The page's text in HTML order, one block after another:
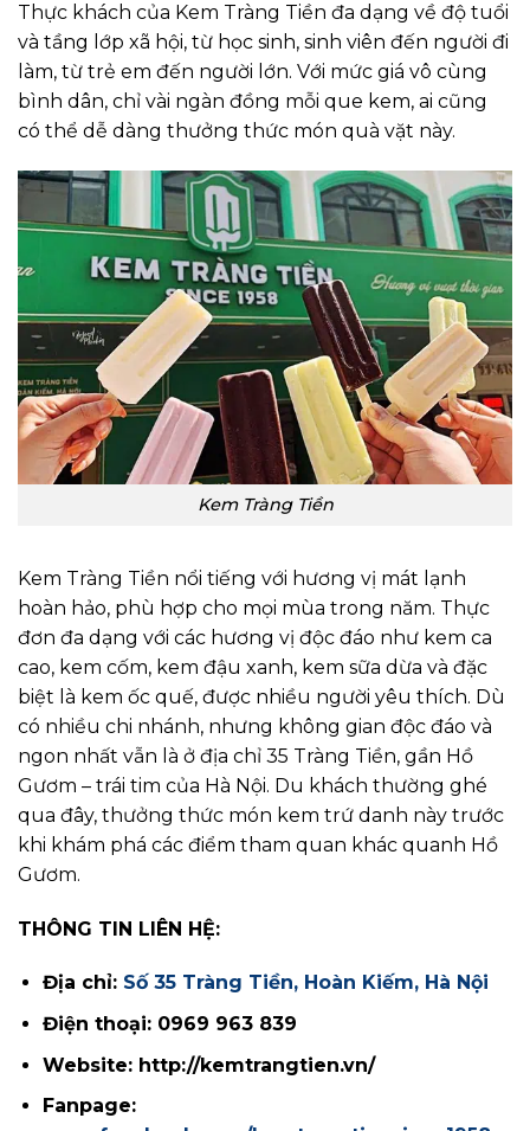
Thực khách của Kem Tràng Tiền đa dạng về độ tuổi
và tầng lớp xã hội, từ học sinh, sinh viên đến người đi
làm, từ trẻ em đến người lớn. Với mức giá vô cùng
bình dân, chỉ vài ngàn đồng mỗi que kem, ai cũng
có thể dễ dàng thưởng thức món quà vặt này.
Kem Tràng Tiền
Kem Tràng Tiền nổi tiếng với hương vị mát lạnh
hoàn hảo, phù hợp cho mọi mùa trong năm. Thực
đơn đa dạng với các hương vị độc đáo như kem ca
cao, kem cốm, kem đậu xanh, kem sữa dừa và đặc
biệt là kem ốc quế, được nhiều người yêu thích. Dù
có nhiều chi nhánh, nhưng không gian độc đáo và
ngon nhất vẫn là ở địa chỉ 35 Tràng Tiền, gần Hồ
Gươm – trái tim của Hà Nội. Du khách thường ghé
qua đây, thưởng thức món kem trứ danh này trước
khi khám phá các điểm tham quan khác quanh Hồ
Gươm.
THÔNG TIN LIÊN HỆ:
Địa chỉ:Số 35 Tràng Tiền, Hoàn Kiếm, Hà Nội
Điện thoại: 0969 963 839
Website: http://kemtrangtien.vn/
Fanpage: